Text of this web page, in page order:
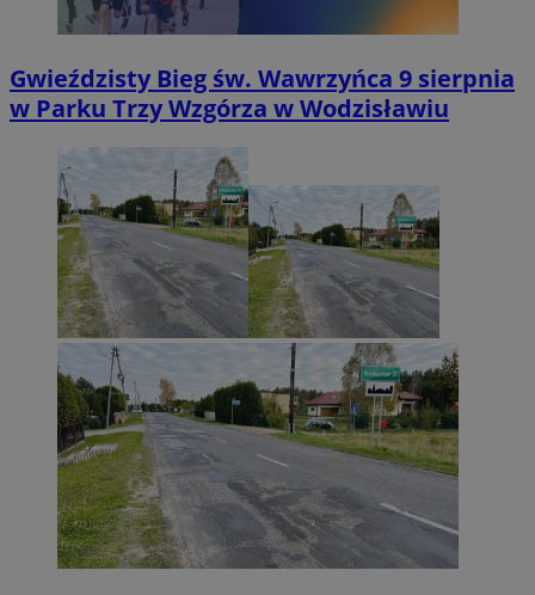
Gwieździsty Bieg św. Wawrzyńca 9 sierpnia
w Parku Trzy Wzgórza w Wodzisławiu